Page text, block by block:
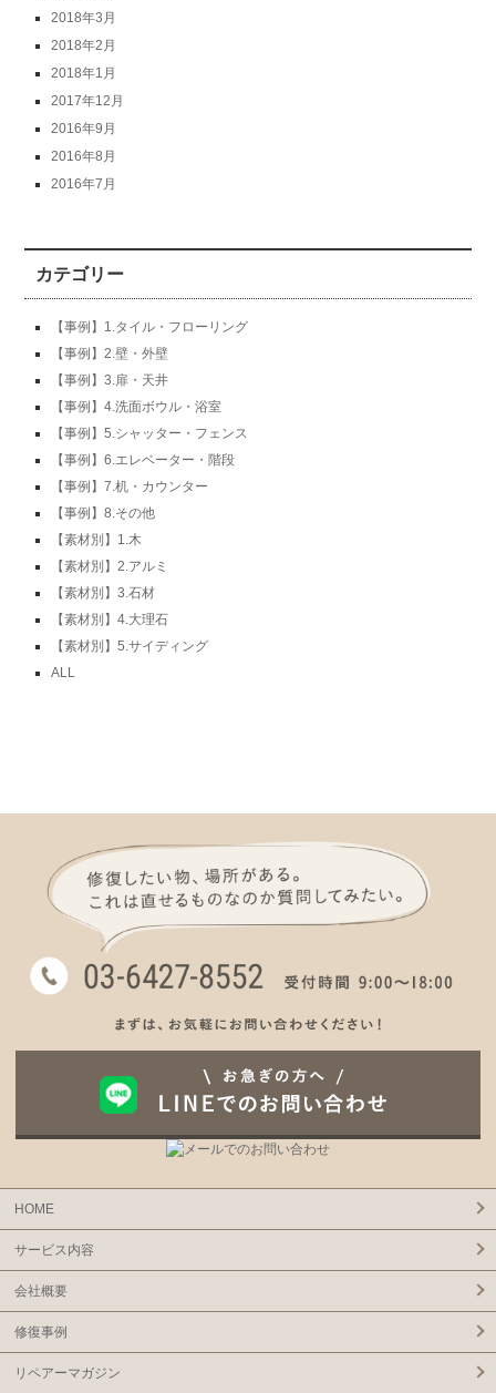
2018年3月
2018年2月
2018年1月
2017年12月
2016年9月
2016年8月
2016年7月
カテゴリー
【事例】1.タイル・フローリング
【事例】2.壁・外壁
【事例】3.扉・天井
【事例】4.洗面ボウル・浴室
【事例】5.シャッター・フェンス
【事例】6.エレベーター・階段
【事例】7.机・カウンター
【事例】8.その他
【素材別】1.木
【素材別】2.アルミ
【素材別】3.石材
【素材別】4.大理石
【素材別】5.サイディング
ALL
HOME
サービス内容
会社概要
修復事例
リペアーマガジン